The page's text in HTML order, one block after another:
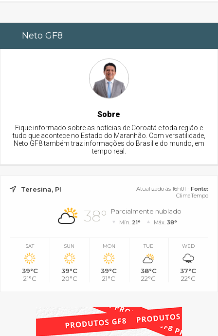
Neto GF8
Sobre
Fique informado sobre as notícias de Coroatá e toda região e
tudo que acontece no Estado do Maranhão. Com versatilidade,
Neto GF8 também traz informações do Brasil e do mundo, em
tempo real.
Teresina, PI Atualizado às 16h01 - Fonte:
ClimaTempo
38° Parcialmente nublado
Mín. 21° Máx. 38°
SAT
39°C
21°C
SUN
39°C
20°C
MON
39°C
21°C
TUE
38°C
22°C
WED
37°C
22°C